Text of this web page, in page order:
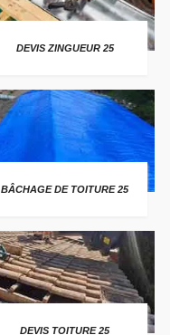
DEVIS ZINGUEUR 25
BÂCHAGE DE TOITURE 25
DEVIS TOITURE 25